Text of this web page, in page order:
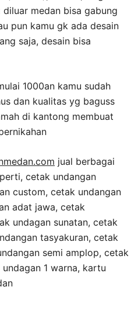
medan bisa gabung
pun kamu gk ada desain
saja, desain bisa
1000an kamu sudah
dan kualitas yg baguss
di kantong membuat
jual berbagai
cetak undangan
custom, cetak undangan
adat jawa, cetak
undagan sunatan, cetak
tasyakuran, cetak
semi amplop, cetak
1 warna, kartu